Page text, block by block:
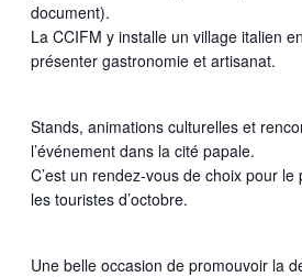
document).
La CCIFM y installe un village italien
présenter gastronomie et artisanat.
Stands, animations culturelles et
l’événement dans la cité papale.
C’est un rendez-vous de choix pour
les touristes d’octobre.
Une belle occasion de promouvoir la